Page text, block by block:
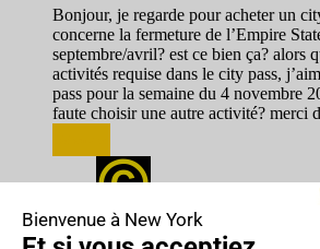
Bonjour, je regarde pour acheter un
concerne la fermeture de l’Empire
septembre/avril? est ce bien ça? alors
activités requise dans le city pass,
pass pour la semaine du 4 novembre
faute choisir une autre activité? merci